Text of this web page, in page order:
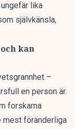
lika
självkänsla,
kan
–
en person är.
forskarna
mest föränderliga